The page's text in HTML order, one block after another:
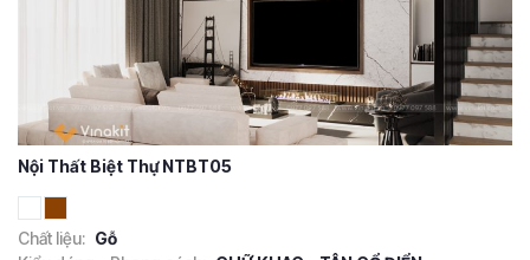
Nội Thất Biệt Thự NTBT05
Chất liệu: Gỗ